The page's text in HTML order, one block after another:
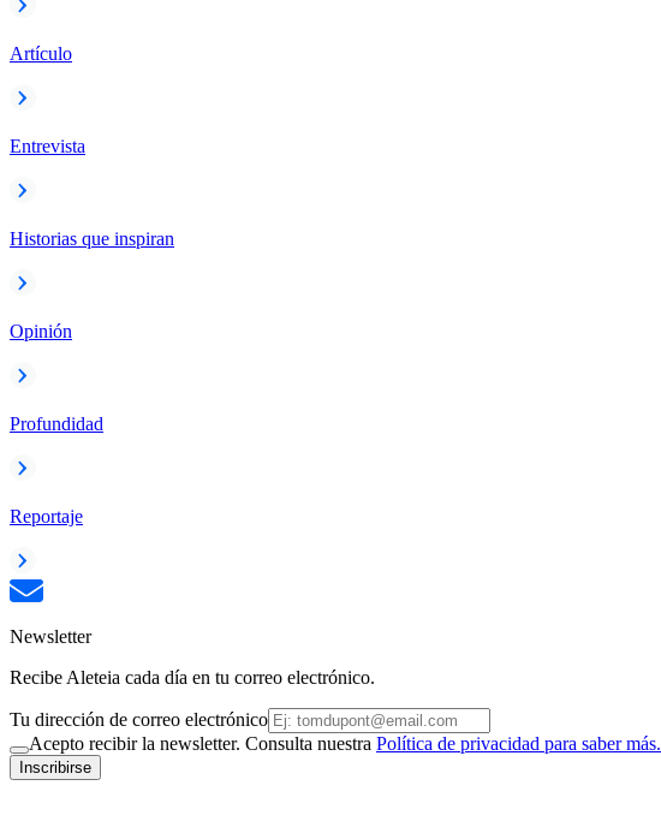
Artículo
Entrevista
Historias que inspiran
Opinión
Profundidad
Reportaje
Newsletter
Recibe Aleteia cada día en tu correo electrónico.
Tu dirección de correo electrónico
Acepto recibir la newsletter. Consulta nuestra Política de privacidad para saber más.
Inscribirse